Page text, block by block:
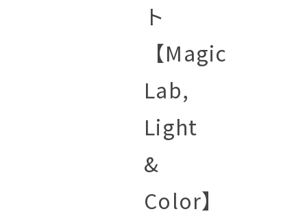
ト
【Magic
Lab,
Light
&
Color】